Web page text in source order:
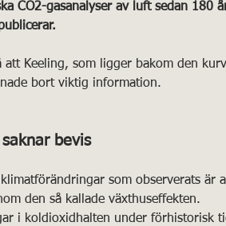
CO2-gasanalyser av luft sedan 180
Keeling, som ligger bakom den
bort viktig information.
bevis
som observerats är
den så kallade växthuseffekten.
i koldioxidhalten under förhistorisk